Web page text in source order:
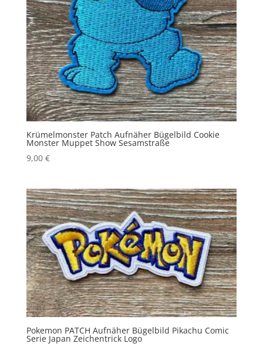
Krümelmonster Patch Aufnäher Bügelbild Cookie
Monster Muppet Show Sesamstraße
9,00 €
Pokemon PATCH Aufnäher Bügelbild Pikachu Comic
Serie Japan Zeichentrick Logo